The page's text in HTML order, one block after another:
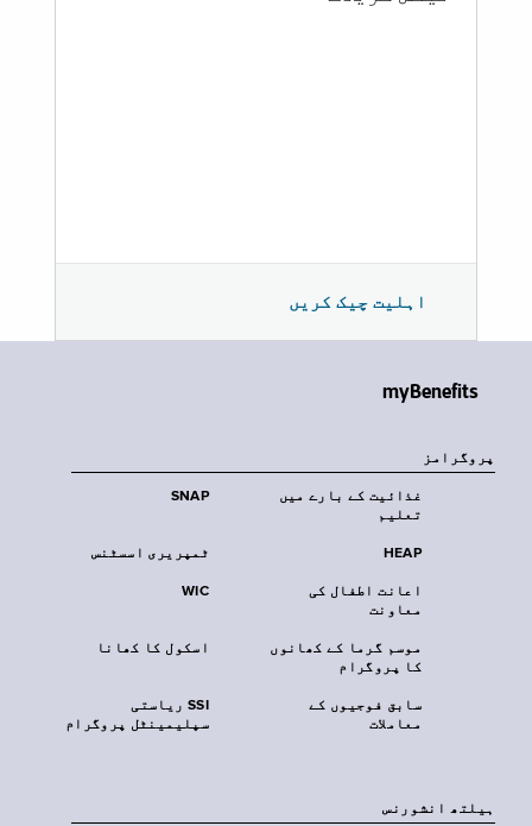
اہلیت چیک کریں
myBenefits
پروگرامز
SNAP
غذائیت کے بارے میں
تعلیم
ٹمپریری اسسٹنس HEAP
WIC
اعانت اطفال کی
معاونت
اسکول کا کھانا
موسم گرما کے کھانوں
کا پروگرام
SSI ریاستی
سپلیمینٹل پروگرام
سابق فوجیوں کے
معاملات
‏ہیلتھ انشورنس